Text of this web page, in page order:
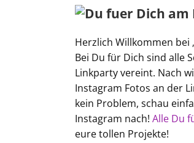
Herzlich Willkommen bei
Bei Du für Dich sind alle
Linkparty vereint. Nach
Instagram Fotos an der
kein Problem, schau
Instagram nach! Alle Du
eure tollen Projekte!